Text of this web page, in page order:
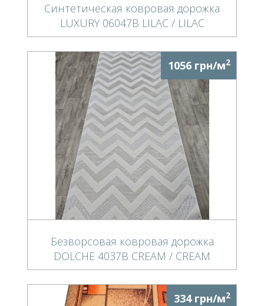
Синтетическая ковровая дорожка
LUXURY 06047B LILAC / LILAC
1056 грн/м2
Безворсовая ковровая дорожка
DOLCHE 4037B CREAM / CREAM
334 грн/м2